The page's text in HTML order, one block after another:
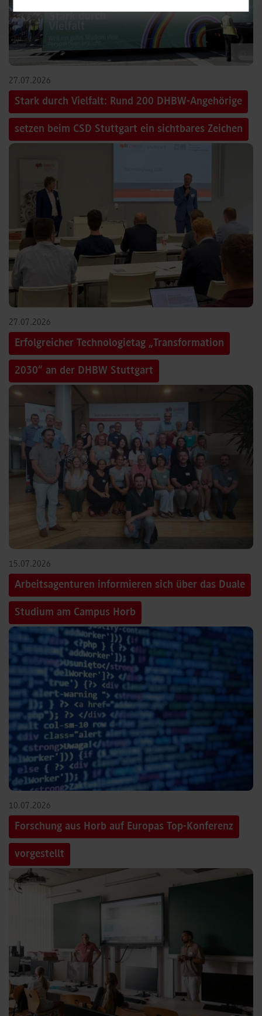
27.07.2026
Stark durch Vielfalt: Rund 200 DHBW-Angehörige
setzen beim CSD Stuttgart ein sichtbares Zeichen
27.07.2026
Erfolgreicher Technologietag „Transformation
2030“ an der DHBW Stuttgart
15.07.2026
Arbeitsagenturen informieren sich über das Duale
Studium am Campus Horb
10.07.2026
Forschung aus Horb auf Europas Top-Konferenz
vorgestellt